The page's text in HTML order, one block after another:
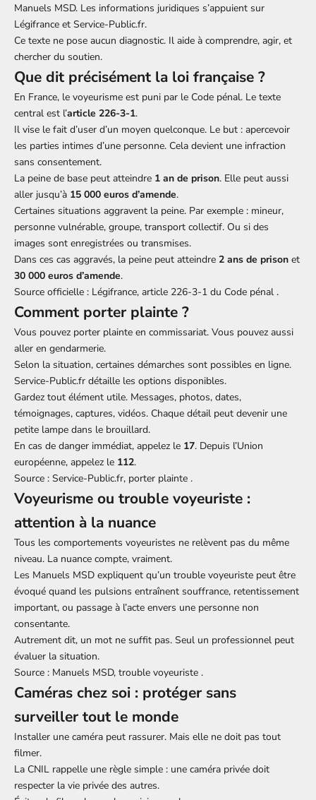
Manuels MSD. Les informations juridiques s’appuient sur
Légifrance et Service-Public.fr.
Ce texte ne pose aucun diagnostic. Il aide à comprendre, agir, et
chercher du soutien.
Que dit précisément la loi française ?
En France, le voyeurisme est puni par le Code pénal. Le texte
central est l’article 226-3-1.
Il vise le fait d’user d’un moyen quelconque. Le but : apercevoir
les parties intimes d’une personne. Cela devient une infraction
sans consentement.
La peine de base peut atteindre 1 an de prison. Elle peut aussi
aller jusqu’à 15 000 euros d’amende.
Certaines situations aggravent la peine. Par exemple : mineur,
personne vulnérable, groupe, transport collectif. Ou si des
images sont enregistrées ou transmises.
Dans ces cas aggravés, la peine peut atteindre 2 ans de prison et
30 000 euros d’amende.
Source officielle : Légifrance, article 226-3-1 du Code pénal .
Comment porter plainte ?
Vous pouvez porter plainte en commissariat. Vous pouvez aussi
aller en gendarmerie.
Selon la situation, certaines démarches sont possibles en ligne.
Service-Public.fr détaille les options disponibles.
Gardez tout élément utile. Messages, photos, dates,
témoignages, captures, vidéos. Chaque détail peut devenir une
petite lampe dans le brouillard.
En cas de danger immédiat, appelez le 17. Depuis l’Union
européenne, appelez le 112.
Source : Service-Public.fr, porter plainte .
Voyeurisme ou trouble voyeuriste :
attention à la nuance
Tous les comportements voyeuristes ne relèvent pas du même
niveau. La nuance compte, vraiment.
Les Manuels MSD expliquent qu’un trouble voyeuriste peut être
évoqué quand les pulsions entraînent souffrance, retentissement
important, ou passage à l’acte envers une personne non
consentante.
Autrement dit, un mot ne suffit pas. Seul un professionnel peut
évaluer la situation.
Source : Manuels MSD, trouble voyeuriste .
Caméras chez soi : protéger sans
surveiller tout le monde
Installer une caméra peut rassurer. Mais elle ne doit pas tout
filmer.
La CNIL rappelle une règle simple : une caméra privée doit
respecter la vie privée des autres.